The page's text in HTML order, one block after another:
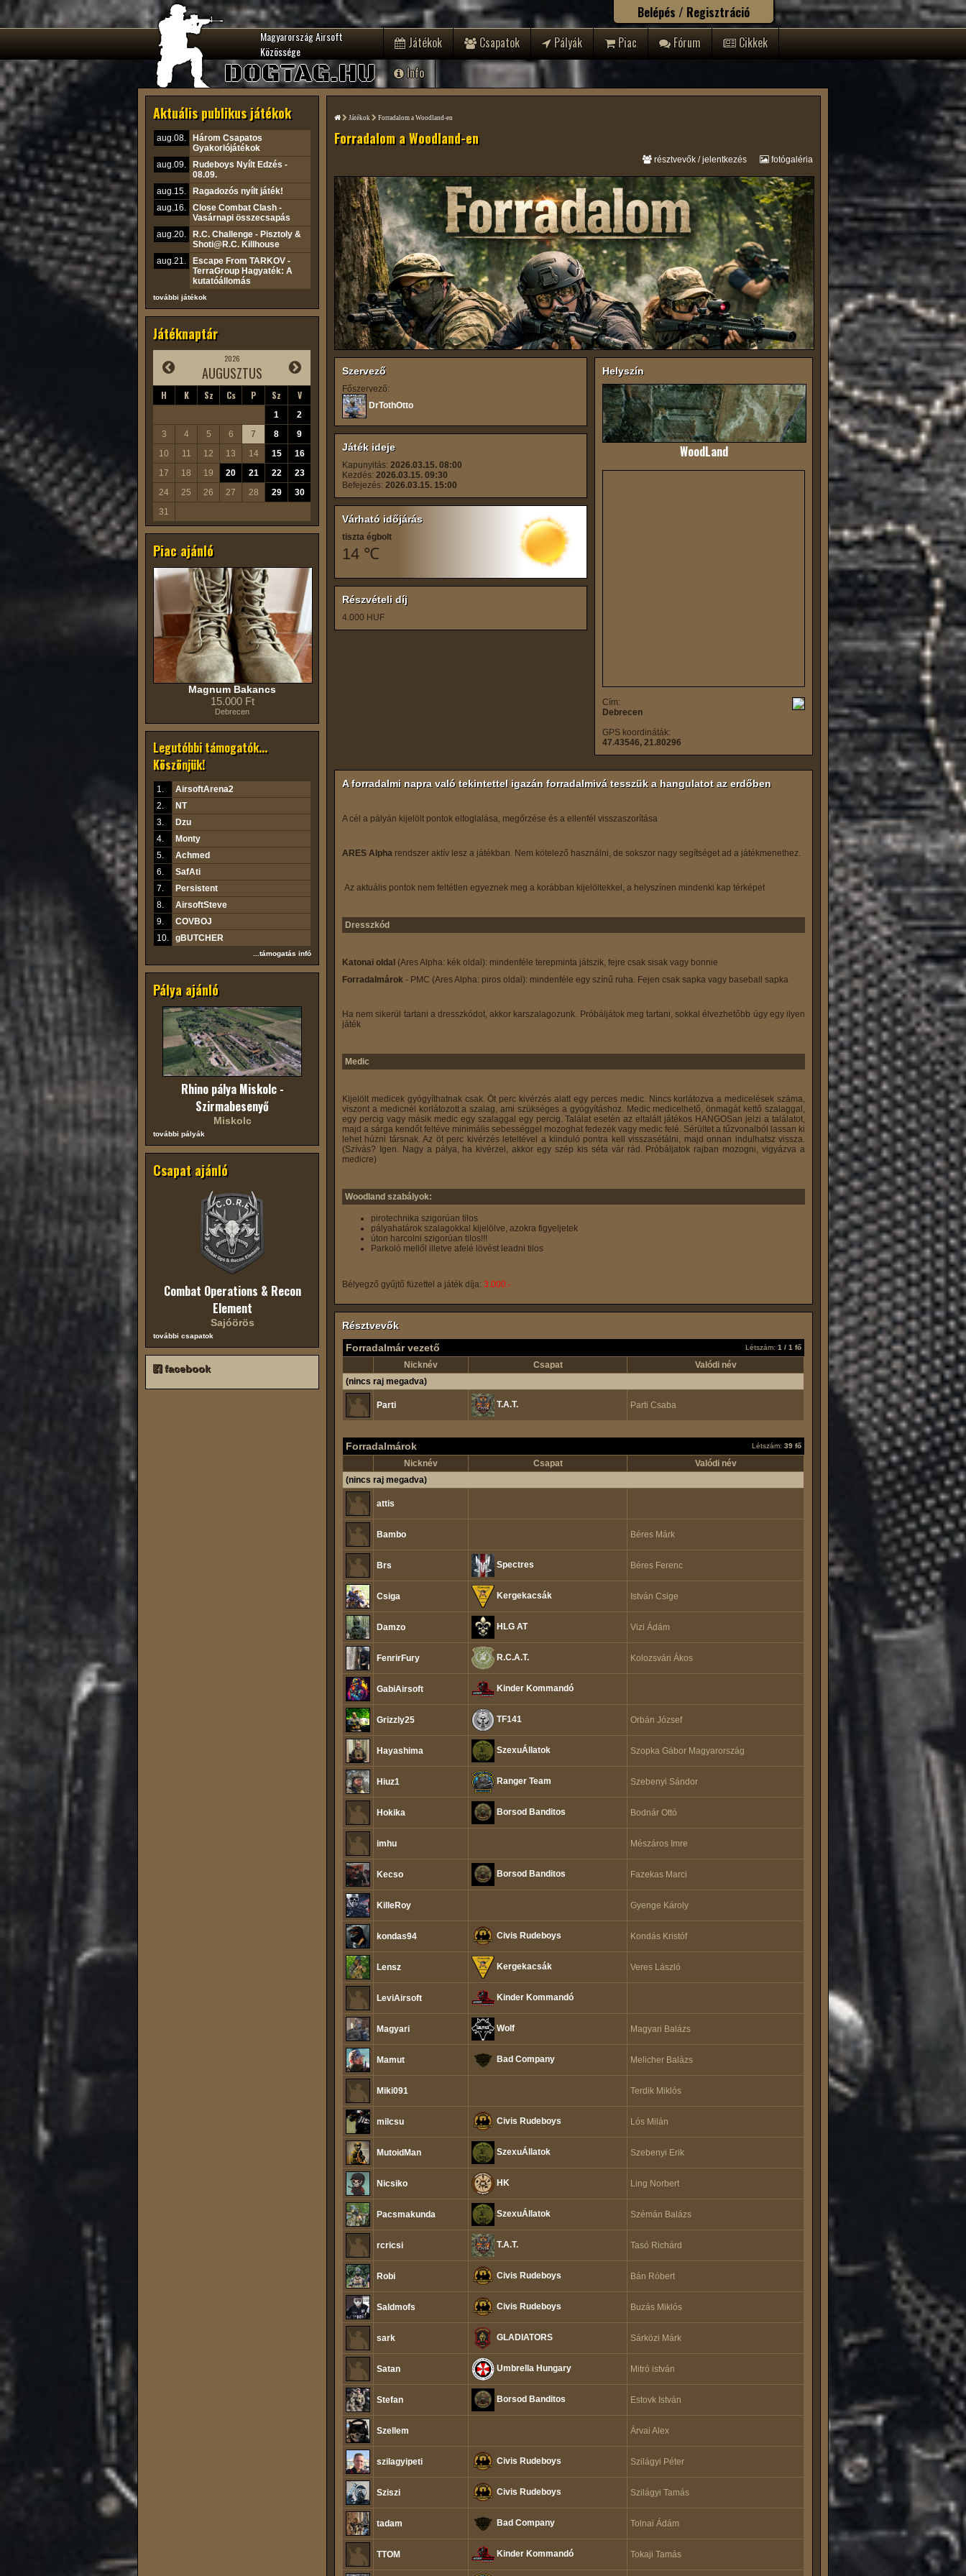
Magyarország Airsoft
Közössége
DOGTAG.HU
Belépés / Regisztráció
Játékok
Csapatok Pályák Piac Fórum
Cikkek
Info
Aktuális publikus játékok
aug.08.
Három Csapatos
Gyakorlójátékok
aug.09.
Rudeboys Nyílt Edzés -
08.09.
aug.15.
Ragadozós nyílt játék!
aug.16.
Close Combat Clash -
Vasárnapi összecsapás
aug.20.
R.C. Challenge - Pisztoly &
Shoti@R.C. Killhouse
aug.21.
Escape From TARKOV -
TerraGroup Hagyaték: A
kutatóállomás
további játékok
Játéknaptár
2026
AUGUSZTUS
H K Sz Cs P Sz V
1
2
3
4 5 6 7 8
9
10
11 12 13 14 15
16
17
18 19 20 21 22
23
24
25 26 27 28 29
30
31
Piac ajánló
Magnum Bakancs
15.000 Ft
Debrecen
Legutóbbi támogatók...
Köszönjük!
1.
AirsoftArena2
2.
NT
3.
Dzu
4.
Monty
5.
Achmed
6.
SafAti
7.
Persistent
8.
AirsoftSteve
9.
COVBOJ
10.
gBUTCHER
...támogatás infó
Pálya ajánló
Rhino pálya Miskolc -
Szirmabesenyő
Miskolc
további pályák
Csapat ajánló
Combat Operations & Recon
Element
Sajóörös
további csapatok
facebook
Játékok Forradalom a Woodland-en
Forradalom a Woodland-en
résztvevők / jelentkezés fotógaléria
Szervező
Főszervező:
DrTothOtto
Játék ideje
Kapunyitás: 2026.03.15. 08:00
Kezdés: 2026.03.15. 09:30
Befejezés: 2026.03.15. 15:00
Várható időjárás
tiszta égbolt
14 ℃
Részvételi díj
4.000 HUF
Helyszín
WoodLand
Cím:
Debrecen
GPS koordináták:
47.43546, 21.80296
A forradalmi napra való tekintettel igazán forradalmivá tesszük a hangulatot az erdőben
A cél a pályán kijelölt pontok elfoglalása, megőrzése és a ellenfél visszaszorítása
ARES Alpha rendszer aktív lesz a játékban. Nem kötelező használni, de sokszor nagy segítséget ad a játékmenethez.
Az aktuális pontok nem feltétlen egyeznek meg a korábban kijelöltekkel, a helyszínen mindenki kap térképet
Dresszkód
Katonai oldal (Ares Alpha: kék oldal): mindenféle terepminta játszik, fejre csak sisak vagy bonnie
Forradalmárok - PMC (Ares Alpha: piros oldal): mindenféle egy színű ruha. Fejen csak sapka vagy baseball sapka
Ha nem sikerül tartani a dresszkódot, akkor karszalagozunk. Próbáljátok meg tartani, sokkal élvezhetőbb úgy egy ilyen
játék
Medic
Kijelölt medicek gyógyíthatnak csak. Öt perc kivérzés alatt egy perces medic. Nincs korlátozva a medicelések száma,
viszont a medicnél korlátozott a szalag, ami szükséges a gyógyításhoz. Medic medicelhető, önmagát kettő szalaggal,
egy percig vagy másik medic egy szalaggal egy percig. Találat esetén az eltalált játékos HANGOSan jelzi a találatot,
majd a sárga kendőt feltéve minimális sebességgel mozoghat fedezék vagy medic felé. Sérültet a tűzvonalból lassan ki
lehet húzni társnak. Az öt perc kivérzés leteltével a kiinduló pontra kell visszasétálni, majd onnan indulhatsz vissza.
(Szívás? Igen. Nagy a pálya, ha kivérzel, akkor egy szép kis séta vár rád. Próbáljatok rajban mozogni, vigyázva a
medicre)
Woodland szabályok:
pirotechnika szigorúan tilos
pályahatárok szalagokkal kijelölve, azokra figyeljetek
úton harcolni szigorúan tilos!!!
Parkoló mellől illetve afelé lövést leadni tilos
Bélyegző gyűjtő füzettel a játék díja: 3.000.-
Résztvevők
Forradalmár vezető
Létszám: 1 / 1 fő
Nicknév Csapat
Valódi név
(nincs raj megadva)
Parti T.A.T. Parti Csaba
Forradalmárok Létszám: 39 fő
Nicknév Csapat
Valódi név
(nincs raj megadva)
attis
Bambo Béres Márk
Brs Spectres Béres Ferenc
Csiga Kergekacsák István Csige
Damzo HLG AT Vizi Ádám
FenrirFury R.C.A.T. Kolozsvári Ákos
GabiAirsoft Kinder Kommandó
Grizzly25 TF141 Orbán József
Hayashima SzexuÁllatok Szopka Gábor Magyarország
Hiuz1 Ranger Team Szebenyi Sándor
Hokika Borsod Banditos Bodnár Ottó
imhu Mészáros Imre
Kecso Borsod Banditos Fazekas Marci
KilleRoy Gyenge Károly
kondas94 Civis Rudeboys Kondás Kristóf
Lensz Kergekacsák Veres László
LeviAirsoft Kinder Kommandó
Magyari Wolf Magyari Balázs
Mamut Bad Company Melicher Balázs
Miki091 Terdik Miklós
milcsu Civis Rudeboys Lós Milán
MutoidMan SzexuÁllatok Szebenyi Erik
Nicsiko HK Ling Norbert
Pacsmakunda SzexuÁllatok Szémán Balázs
rcricsi T.A.T. Tasó Richárd
Robi Civis Rudeboys Bán Róbert
Saldmofs Civis Rudeboys Buzás Miklós
sark GLADIATORS Sárközi Márk
Satan Umbrella Hungary Mitró istván
Stefan Borsod Banditos Estovk István
Szellem Árvai Alex
szilagyipeti Civis Rudeboys Szilágyi Péter
Sziszi Civis Rudeboys Szilágyi Tamás
tadam Bad Company Tolnai Ádám
TTOM Kinder Kommandó Tokaji Tamás